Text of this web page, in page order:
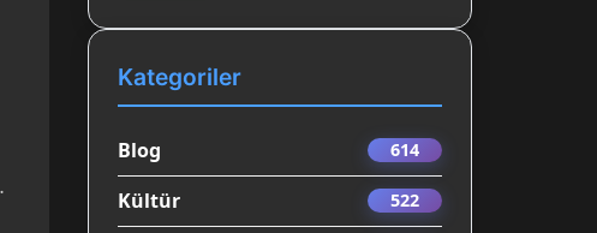
Kategoriler
Blog 614
Kültür 522